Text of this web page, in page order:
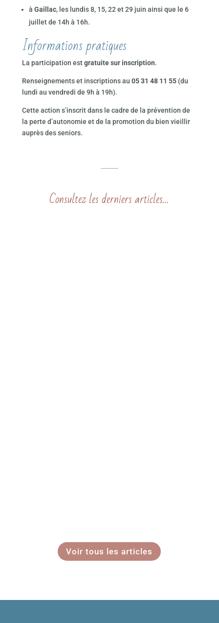
à Gaillac, les lundis 8, 15, 22 et 29 juin ainsi que le 6
juillet de 14h à 16h.
Informations pratiques
La participation estgratuite sur inscription.
Renseignements et inscriptions au 05 31 48 11 55(du
lundi au vendredi de 9h à 19h).
Cette action s’inscrit dans le cadre de la prévention de
la perte d’autonomie et de la promotion du bien vieillir
auprès des seniors.
Consultez les derniers articles…
Voir tous les articles